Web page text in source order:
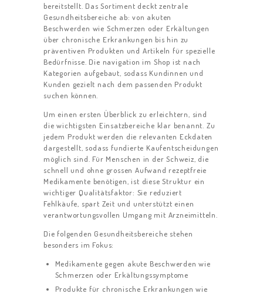
bereitstellt. Das Sortiment deckt zentrale
Gesundheitsbereiche ab: von akuten
Beschwerden wie Schmerzen oder Erkältungen
über chronische Erkrankungen bis hin zu
präventiven Produkten und Artikeln für spezielle
Bedürfnisse. Die navigation im Shop ist nach
Kategorien aufgebaut, sodass Kundinnen und
Kunden gezielt nach dem passenden Produkt
suchen können.
Um einen ersten Überblick zu erleichtern, sind
die wichtigsten Einsatzbereiche klar benannt. Zu
jedem Produkt werden die relevanten Eckdaten
dargestellt, sodass fundierte Kaufentscheidungen
möglich sind. Für Menschen in der Schweiz, die
schnell und ohne grossen Aufwand rezeptfreie
Medikamente benötigen, ist diese Struktur ein
wichtiger Qualitätsfaktor: Sie reduziert
Fehlkäufe, spart Zeit und unterstützt einen
verantwortungsvollen Umgang mit Arzneimitteln.
Die folgenden Gesundheitsbereiche stehen
besonders im Fokus:
Medikamente gegen akute Beschwerden wie
Schmerzen oder Erkältungssymptome
Produkte für chronische Erkrankungen wie